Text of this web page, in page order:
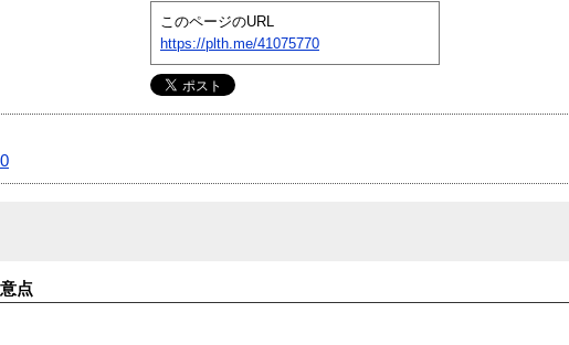
このページのURL
https://plth.me/41075770
点